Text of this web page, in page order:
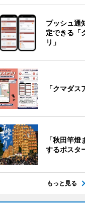
プッシュ通
定できる「
リ」
「クマダ
「秋田竿
するポスタ
もっと見る